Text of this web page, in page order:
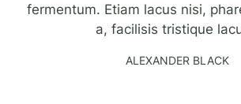
fermentum. Etiam lacus nisi,
a, facilisis tristique
ALEXANDER BLACK